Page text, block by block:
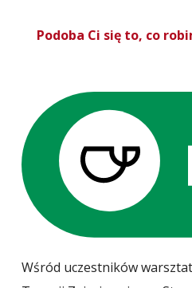
Podoba Ci się to, co
Wśród uczestników